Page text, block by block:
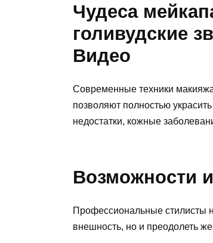
Чудеса
голивудские
Видео
Современные техники
позволяют полностью
недостатки, кожные
Возможности
Профессиональные стилисты
внешность, но и преодолеть